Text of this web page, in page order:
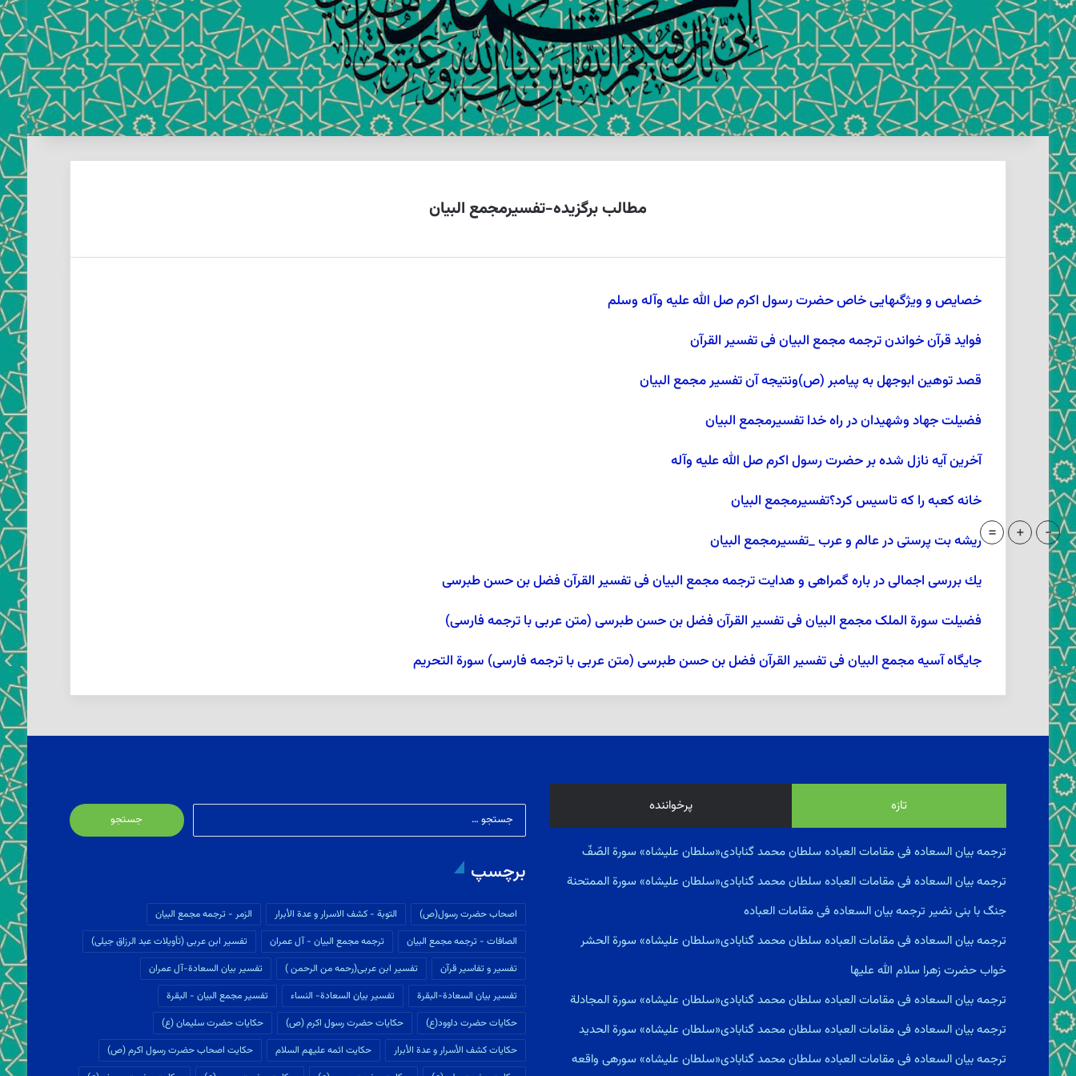
مطالب برگزیده-تفسیرمجمع البیان
خصايص و ويژگىهايى خاص حضرت رسول اکرم صل الله علیه وآله وسلم
فواید قرآن خواندن ترجمه مجمع البیان فی تفسیر القرآن
قصد توهین ابوجهل به پیامبر (ص)ونتیجه آن تفسیر مجمع البیان
فضیلت جهاد وشهیدان در راه خدا تفسیرمجمع البیان
آخرين آيه نازل شده بر حضرت رسول اکرم صل الله علیه وآله
خانه كعبه را كه تاسيس كرد؟تفسیرمجمع البیان
ريشه بت پرستى در عالم‏ و عرب _تفسیرمجمع البیان
يك بررسى اجمالى در باره گمراهى و هدايت ترجمه مجمع البیان فی تفسیر القرآن فضل بن حسن طبرسی
فضیلت سورة الملک مجمع البیان فی تفسیر القرآن فضل بن حسن طبرسی (متن عربی با ترجمه فارسی)
جایگاه آسیه مجمع البیان فی تفسیر القرآن فضل بن حسن طبرسی (متن عربی با ترجمه فارسی) سورة التحریم
تازه پرخواننده
ترجمه بیان السعاده فى مقامات العباده سلطان محمد گنابادی«سلطان علیشاه» سورة الصّفّ
ترجمه بیان السعاده فى مقامات العباده سلطان محمد گنابادی«سلطان علیشاه» سورة الممتحنة
جنگ با بنى نضير ترجمه بیان السعاده فى مقامات العباده
ترجمه بیان السعاده فى مقامات العباده سلطان محمد گنابادی«سلطان علیشاه» سورة الحشر
خواب حضرت زهرا سلام الله علیها
ترجمه بیان السعاده فى مقامات العباده سلطان محمد گنابادی«سلطان علیشاه» سورة المجادلة
ترجمه بیان السعاده فى مقامات العباده سلطان محمد گنابادی«سلطان علیشاه» سورة الحديد
ترجمه بیان السعاده فى مقامات العباده سلطان محمد گنابادی«سلطان علیشاه» سورهى واقعه
جستجو
برای:
برچسپ
اصحاب حضرت رسول(ص) التوبة - كشف الاسرار و عدة الأبرار
الزمر - ترجمه مجمع البیان
الصافات - ترجمه مجمع البیان
ترجمه مجمع البیان - آل عمران
تفسير ابن عربى (تأويلات عبد الرزاق جیلی)
تفسير و تفاسير قرآن
تفسیر ابن عربى(رحمه من الرحمن )
تفسیر بیان السعادة-آل عمران
تفسیر بیان السعادة-البقرة
تفسیر بیان السعادة- النساء
تفسیر مجمع البیان - البقرة
حکایات حضرت داوود(ع)
حکایات حضرت رسول اکرم (ص)
حکایات حضرت سلیمان (ع)
حکایات كشف الأسرار و عدة الأبرار
حکایت ائمه علیهم السلام
حکایت اصحاب حضرت رسول اکرم (ص)
-
+
=